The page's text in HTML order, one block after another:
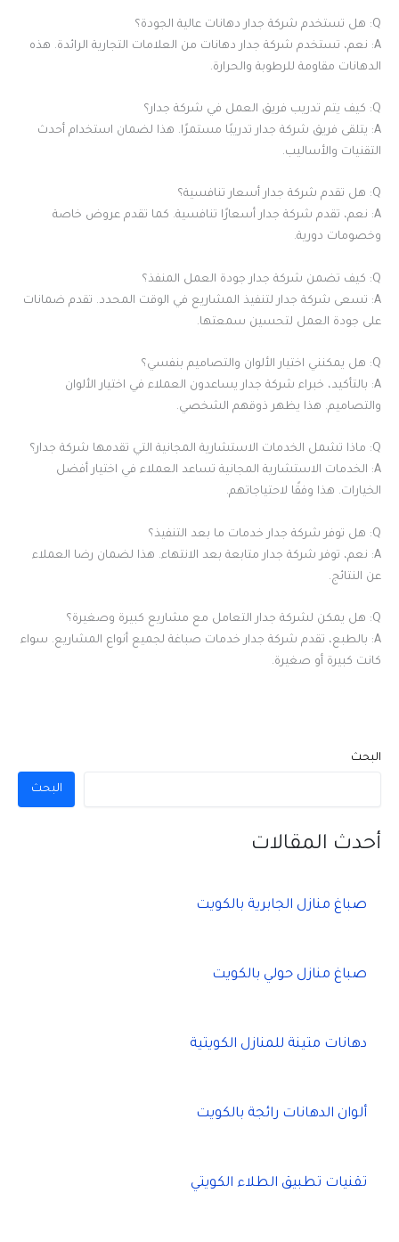
Q: هل تستخدم شركة جدار دهانات عالية الجودة؟
A: نعم، تستخدم شركة جدار دهانات من العلامات التجارية الرائدة. هذه
الدهانات مقاومة للرطوبة والحرارة.
Q: كيف يتم تدريب فريق العمل في شركة جدار؟
A: يتلقى فريق شركة جدار تدريبًا مستمرًا. هذا لضمان استخدام أحدث
التقنيات والأساليب.
Q: هل تقدم شركة جدار أسعار تنافسية؟
A: نعم، تقدم شركة جدار أسعارًا تنافسية. كما تقدم عروض خاصة
وخصومات دورية.
Q: كيف تضمن شركة جدار جودة العمل المنفذ؟
A: تسعى شركة جدار لتنفيذ المشاريع في الوقت المحدد. تقدم ضمانات
على جودة العمل لتحسين سمعتها.
Q: هل يمكنني اختيار الألوان والتصاميم بنفسي؟
A: بالتأكيد، خبراء شركة جدار يساعدون العملاء في اختيار الألوان
والتصاميم. هذا يظهر ذوقهم الشخصي.
Q: ماذا تشمل الخدمات الاستشارية المجانية التي تقدمها شركة جدار؟
A: الخدمات الاستشارية المجانية تساعد العملاء في اختيار أفضل
الخيارات. هذا وفقًا لاحتياجاتهم.
Q: هل توفر شركة جدار خدمات ما بعد التنفيذ؟
A: نعم، توفر شركة جدار متابعة بعد الانتهاء. هذا لضمان رضا العملاء
عن النتائج.
Q: هل يمكن لشركة جدار التعامل مع مشاريع كبيرة وصغيرة؟
A: بالطبع، تقدم شركة جدار خدمات صباغة لجميع أنواع المشاريع. سواء
كانت كبيرة أو صغيرة.
البحث
البحث
أحدث المقالات
صباغ منازل الجابرية بالكويت
صباغ منازل حولي بالكويت
دهانات متينة للمنازل الكويتية
ألوان الدهانات رائجة بالكويت
تقنيات تطبيق الطلاء الكويتي